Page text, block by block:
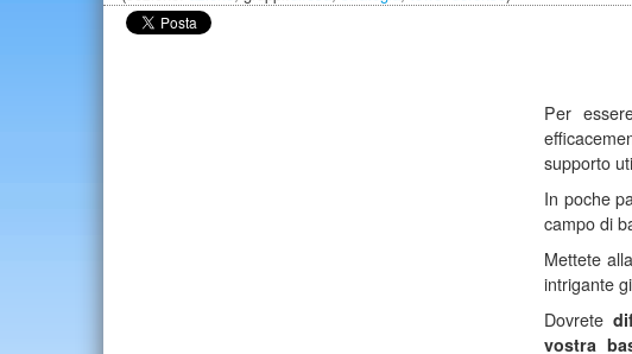
Per
supporto
In poche
campo di
Mettete
intrigante
Dovrete
vostra